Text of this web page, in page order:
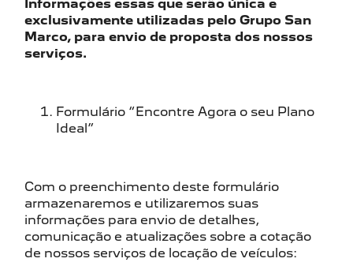
Informações essas que serão única e
exclusivamente utilizadas pelo Grupo San
Marco, para envio de proposta dos nossos
serviços.
Formulário “Encontre Agora o seu Plano
Ideal”
Com o preenchimento deste formulário
armazenaremos e utilizaremos suas
informações para envio de detalhes,
comunicação e atualizações sobre a cotação
de nossos serviços de locação de veículos: